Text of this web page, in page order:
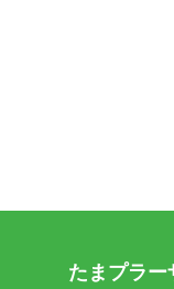
たまプラ